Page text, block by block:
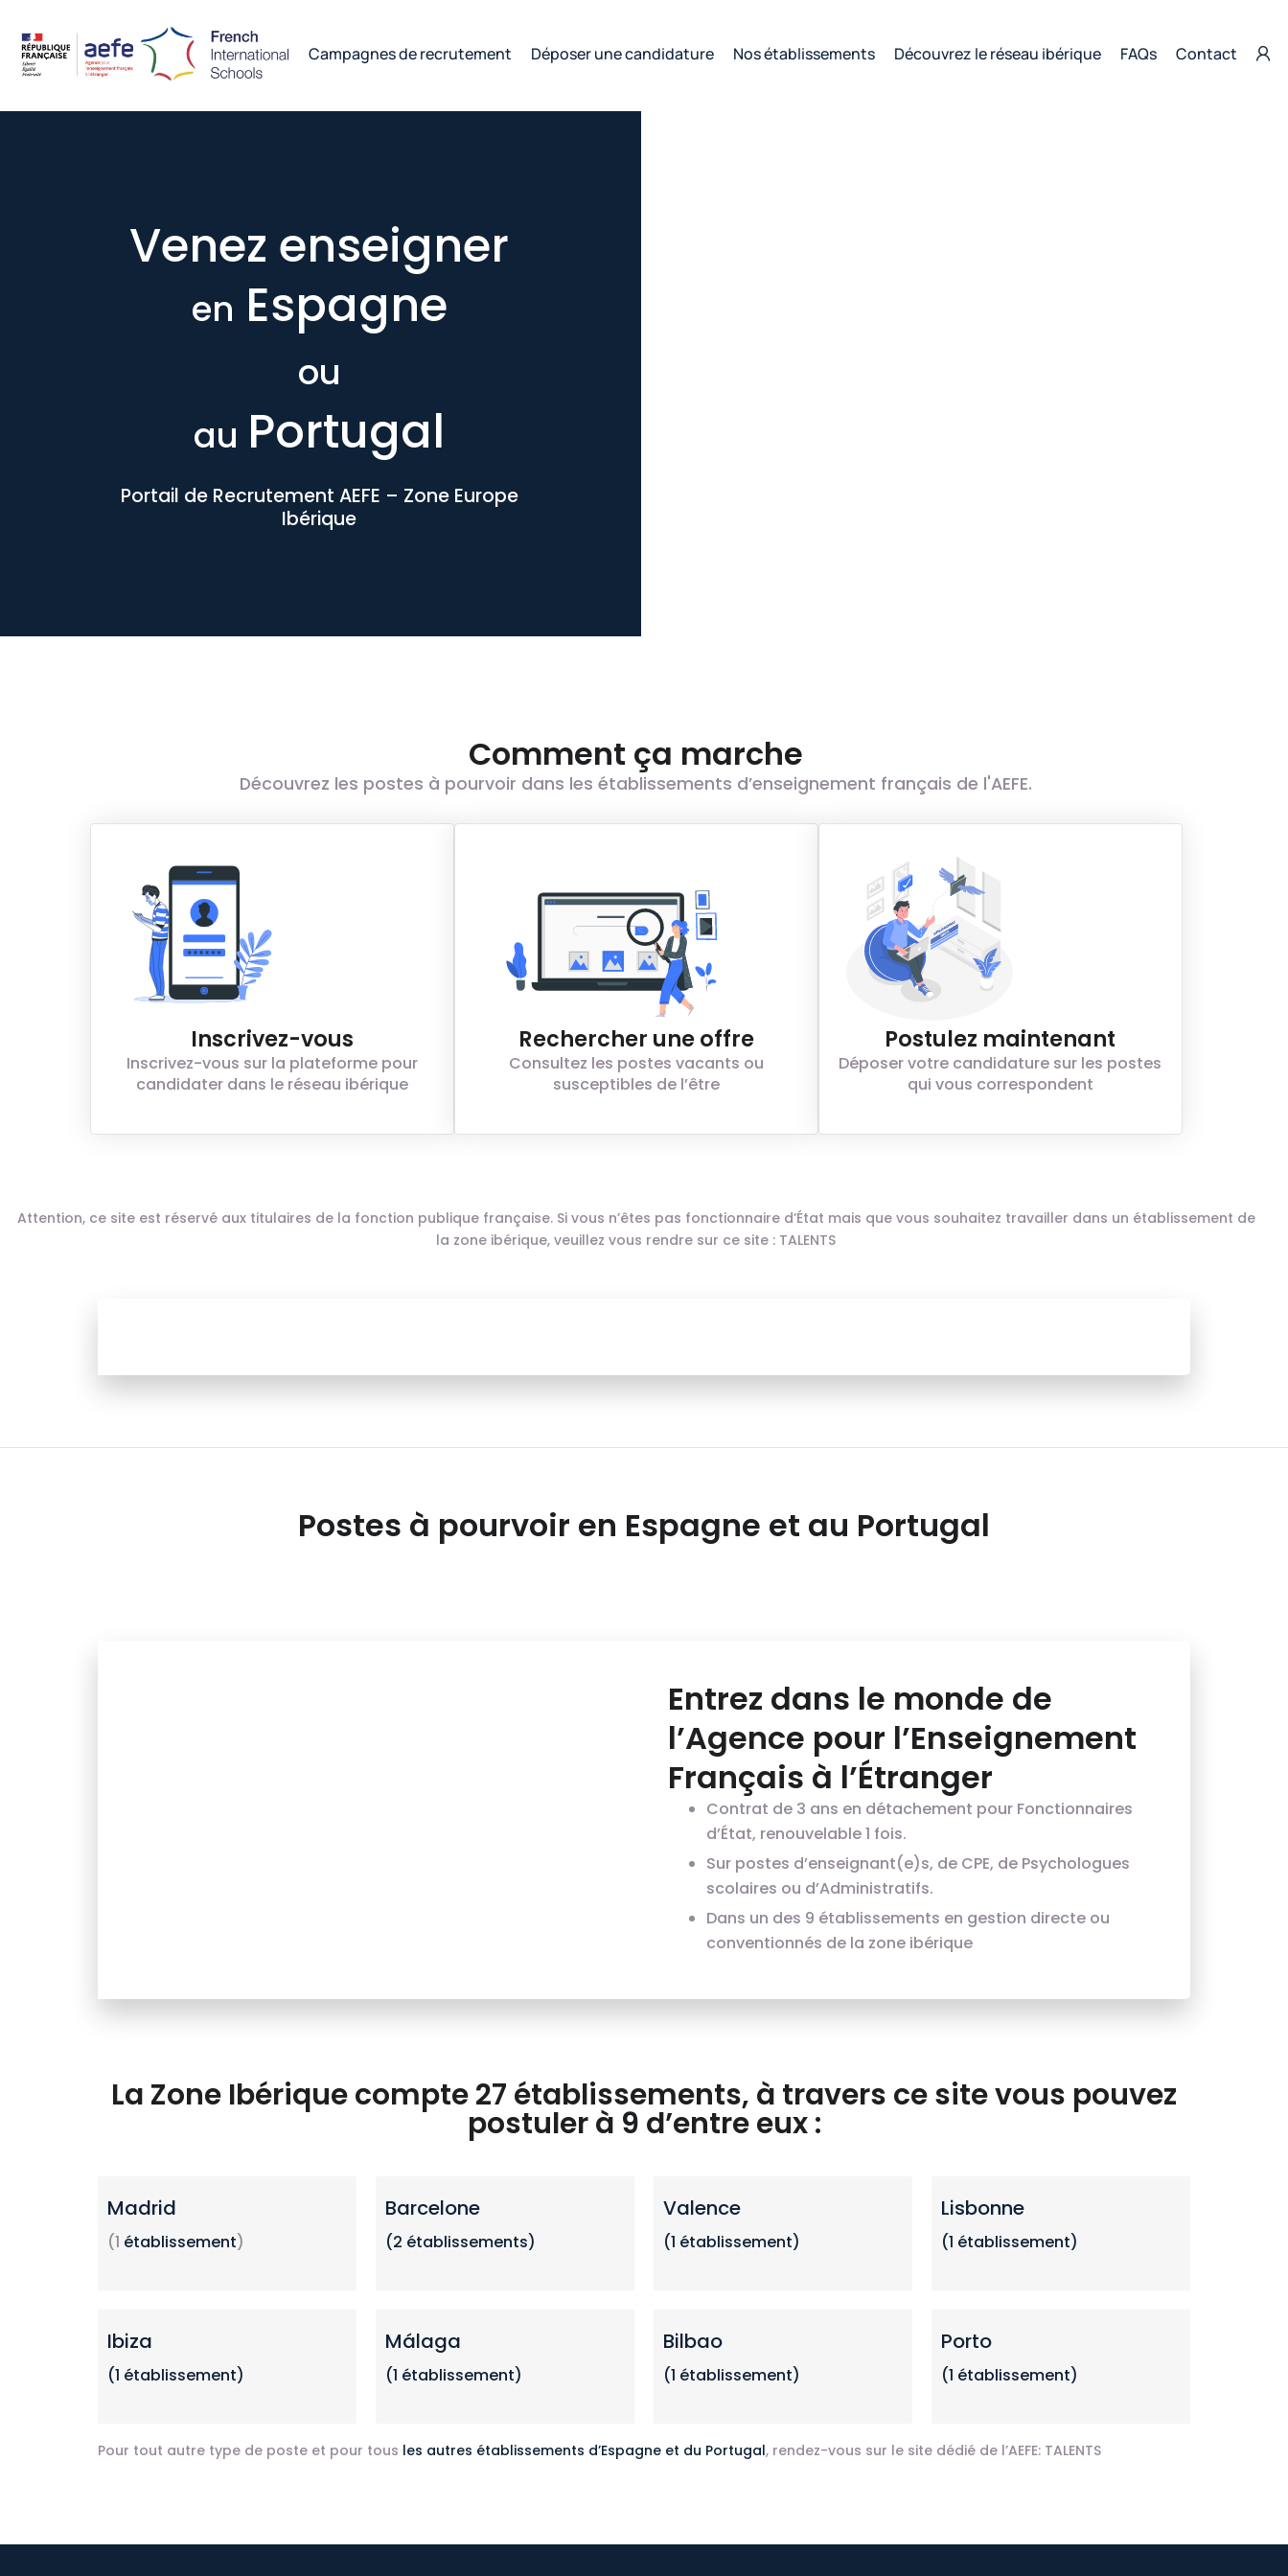
Campagnes de recrutement Déposer une candidature Nos établissements Découvrez le réseau ibérique FAQs Contact
Venez enseigner
en Espagne
ou
au Portugal
Portail de Recrutement AEFE – Zone Europe
Ibérique
Comment ça marche
Découvrez les postes à pourvoir dans les établissements d’enseignement français de l'AEFE.
Inscrivez-vous
Inscrivez-vous sur la plateforme pour
candidater dans le réseau ibérique
Rechercher une offre
Consultez les postes vacants ou
susceptibles de l’être
Postulez maintenant
Déposer votre candidature sur les postes
qui vous correspondent
Attention, ce site est réservé aux titulaires de la fonction publique française. Si vous n’êtes pas fonctionnaire d’État mais que vous souhaitez travailler dans un établissement de
la zone ibérique, veuillez vous rendre sur ce site : TALENTS
Postes à pourvoir en Espagne et au Portugal
Entrez dans le monde de
l’Agence pour l’Enseignement
Français à l’Étranger
Contrat de 3 ans en détachement pour Fonctionnaires
d’État, renouvelable 1 fois.
Sur postes d’enseignant(e)s, de CPE, de Psychologues
scolaires ou d’Administratifs.
Dans un des 9 établissements en gestion directe ou
conventionnés de la zone ibérique
La Zone Ibérique compte 27 établissements, à travers ce site vous pouvez
postuler à 9 d’entre eux :
Madrid
(1 établissement)
Barcelone
(2 établissements)
Valence
(1 établissement)
Lisbonne
(1 établissement)
Ibiza
(1 établissement)
Málaga
(1 établissement)
Bilbao
(1 établissement)
Porto
(1 établissement)
Pour tout autre type de poste et pour tous les autres établissements d’Espagne et du Portugal, rendez-vous sur le site dédié de l’AEFE: TALENTS